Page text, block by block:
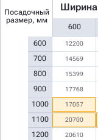
Посадочный
размер, мм
Ширина
600
600
700
800
900
1000
1100
1200
12200
14569
15399
17768
17057
20700
20610